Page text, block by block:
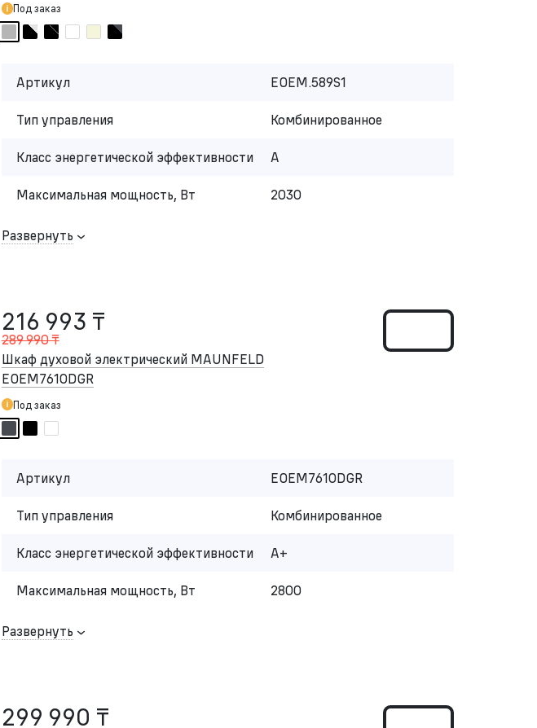
Под заказ
Артикул EOEM.589S1
Тип управления Комбинированное
Класс энергетической эффективности A
Максимальная мощность, Вт 2030
Развернуть
216 993 ₸
289 990 ₸
Шкаф духовой электрический MAUNFELD
EOEM7610DGR
Под заказ
Артикул EOEM7610DGR
Тип управления Комбинированное
Класс энергетической эффективности A+
Максимальная мощность, Вт 2800
Развернуть
299 990 ₸